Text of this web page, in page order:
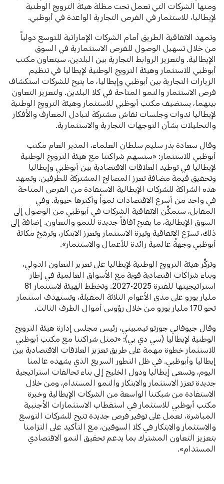
ومنها الشركات التي تعمل تحت مظلة هيئة الترويج الوطنية
لإيطاليا، للاستثمار في الفرص التجارية الواعدة في أبوظبي.
وتمهد الاتفاقية الطريق أمام الشركات الإماراتية للتوسع دولياً
من خلال تسهيل الوصول للفرص الاستثمارية في السوق
الإيطالية. ولتعزيز الروابط التجارية بين البلدين، سيتعاون مكتب
أبوظبي للاستثمار وهيئة الترويج الوطنية لإيطاليا في تنظيم
الزيارات التجارية بين أبوظبي وإيطاليا، ما يتيح للشركات استكشاف
فرص الاستثمار والنمو المتاحة في كلا البلدين. ولتعزيز التعاون
بينهما، يستضيف مكتب أبوظبي للاستثمار وهيئة الترويج الوطنية
لإيطاليا ندوات وجلسات نقاش مشتركة لتبادل المعارف والأفكار
والتحليلات بشأن التوجهات التجارية والاستثمارية.
وقال سعادة بدر سليم سلطان العلماء، المدير العام مكتب
أبوظبي للاستثمار: «ستسهم شراكتنا مع هيئة الترويج الوطنية
لإيطاليا في توطيد العلاقات الاقتصادية بين أبوظبي وإيطاليا
وتحقيق قيمة مضافة تعزز المصالح المشتركة للطرفين. وتمهد
هذه الشراكة للشركات الإيطالية الاستفادة من الفرص المتاحة
في واحد من أسرع الاقتصادات نمواً وأكثرها حيوية. وفي
المقابل، ستمكِّن الاتفاقية الشركات في أبوظبي من الوصول إلى
السوق الإيطالية، ما يفتح آفاقاً جديدة للنمو والتعاون. إضافة إلى
ذلك، تسرّع الاتفاقية وتيرة الاستثمار وتعزز الابتكار، وترسّخ مكانة
أبوظبي وجهةً عالمية رائدة للأعمال والاستثمار».
وتركِّز هيئة الترويج الوطنية لإيطاليا على تعزيز التعاون الدولي،
وبناء شراكات اقتصادية قوية مع الأسواق العالمية في إطار
استراتيجيتها للفترة 2025-2027. وتخطط الهيئة لاستثمار 81
مليار يورو على مدى الأعوام الثلاثة المقبلة، وتستهدف استثمار
نحو 170 مليار يورو من خلال رؤوس أموال الطرف الثالث.
وقال جيوفاني جورنو تيمبيني، رئيس مجلس إدارة هيئة الترويج
الوطنية لإيطاليا (سي دي بي): «تمثل شراكتنا مع مكتب أبوظبي
للاستثمار خطوة مهمة على طريق تعزيز العلاقات الاقتصادية بين
إيطاليا وأبوظبي. في ظل التطور السريع الذي يشهده عالمنا
اليوم، وتسعى إيطاليا ودول الخليج إلى بناء تحالفات استراتيجية
جديدة تعزز الاستثمار والابتكار والنمو المستدام، ومن خلال
الاستفادة من شبكتنا الواسعة من الشركات الإيطالية وخبرة
مكتب أبوظبي للاستثمار في استقطاب الاستثمارات الأجنبية
المباشرة، نعمل على توفير فرص جديدة تتيح للشركات التوسع
والاستثمار والابتكار في كلا السوقين، مع التأكيد على التزامنا
بتعزيز التعاون المشترك بما يدعم تحقيق النمو الاقتصادي
المستدام».